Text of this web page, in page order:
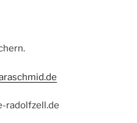
radolfzell.de